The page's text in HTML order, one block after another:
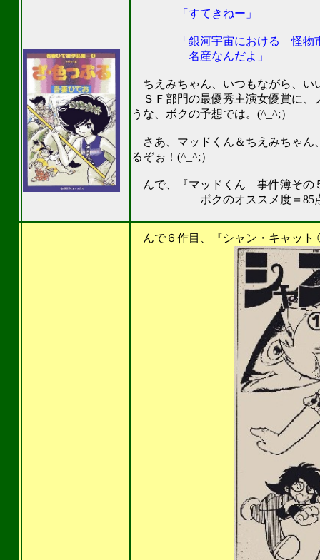
「すてきねー」
「銀河宇宙における 怪物市
名産なんだよ」
ちえみちゃん、いつもながら、い
ＳＦ部門の最優秀主演女優賞に、
うな、ボクの予想では。(^_^;）
さあ、マッドくん＆ちえみちゃん
るぞぉ！(^_^;）
んで、『マッドくん 事件簿その
ボクのオススメ度＝85点。
んで６作目、『シャン・キャット